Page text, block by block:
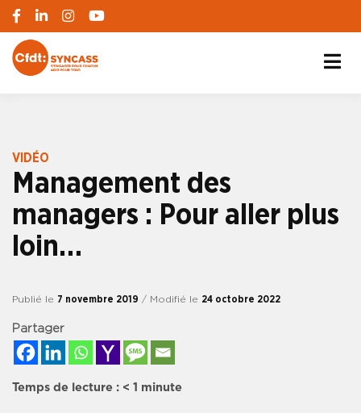
VIDÉO
Management des
managers : Pour aller plus
loin…
Publié le 7 novembre 2019 / Modifié le 24 octobre 2022
Partager
Temps de lecture : < 1 minute